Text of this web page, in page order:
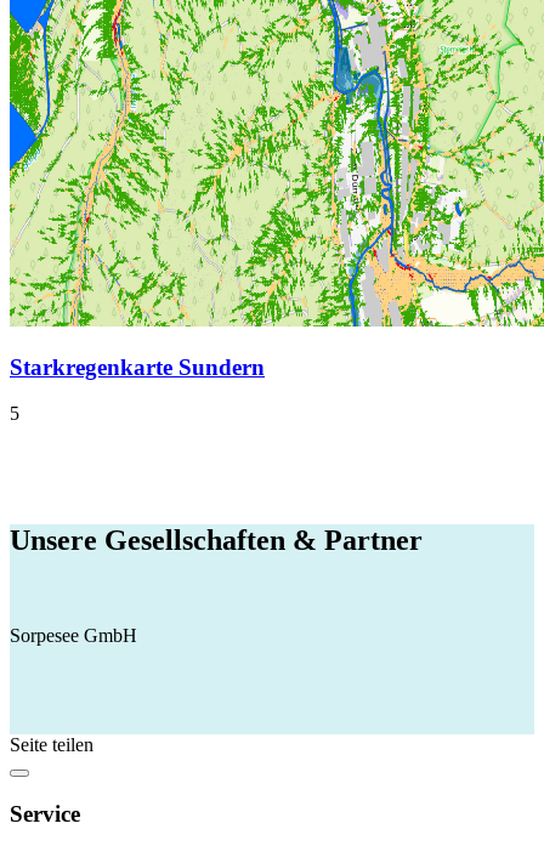
Starkregenkarte Sundern
5
Unsere Gesellschaften & Partner
Sorpesee GmbH
Seite teilen
Service